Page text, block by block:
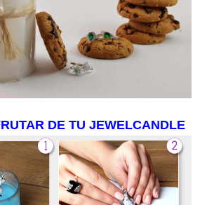
DE TU JEWELCANDLE